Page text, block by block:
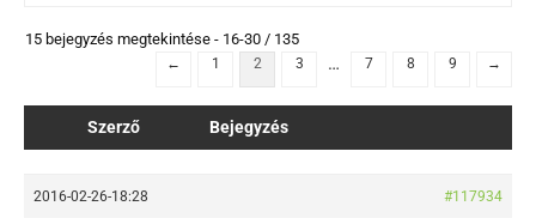
15 bejegyzés megtekintése - 16-30 / 135
← 1 2 3 … 7 8 9 →
Szerző Bejegyzés
2016-02-26-18:28 #117934